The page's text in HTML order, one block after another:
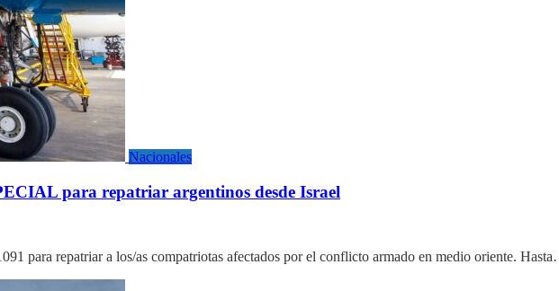
Nacionales
para repatriar argentinos desde Israel
para repatriar a los/as compatriotas afectados por el conflicto armado en medio oriente.